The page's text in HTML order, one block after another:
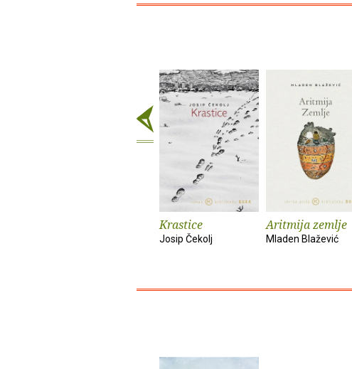
Krastice
Josip Čekolj
Aritmija zemlje
Mladen Blažević